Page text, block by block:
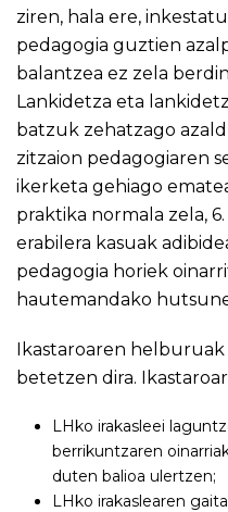
ziren, hala ere,
pedagogia guztien
balantzea ez zela
Lankidetza eta
batzuk zehatzago
zitzaion pedagogiaren
ikerketa gehiago
praktika normala zela,
erabilera kasuak
pedagogia horiek
hautemandako
Ikastaroaren
betetzen dira.
LHko irakasleei
berrikuntzaren
duten balioa ulertzen;
LHko irakaslearen